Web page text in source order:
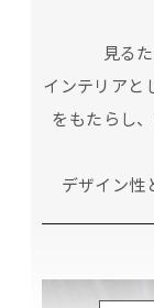
見る
インテリアと
をもたらし
デザイン性